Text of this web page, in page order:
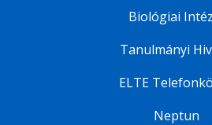
Biológiai
Tanulmányi
ELTE
Neptun